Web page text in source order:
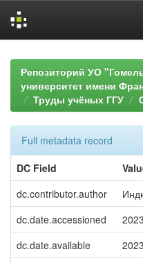
navigationРепозиторий УО
университет имени
Труды учёных ГГУ
Full metadata record
DC Field
dc.contributor.author
dc.date.accessioned
dc.date.available